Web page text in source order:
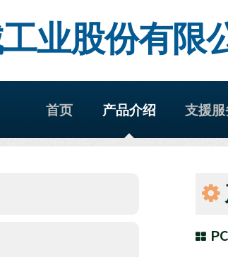
业股份有限
首页 产品介绍 支援